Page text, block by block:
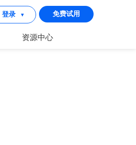
免费试用
登录 ▼
资源中心